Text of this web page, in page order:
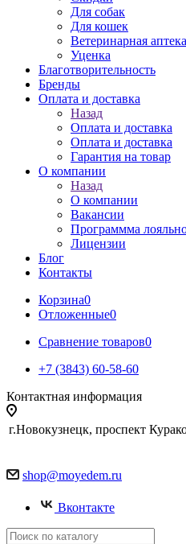
Для собак
Для кошек
Ветеринарная аптека
Уценка
Благотворительность
Бренды
Оплата и доставка
Назад
Оплата и доставка
Оплата и доставка
Гарантия на товар
О компании
Назад
О компании
Вакансии
Программма
Лицензии
Блог
Контакты
Корзина0
Отложенные0
Сравнение товаров0
+7 (3843) 60-58-60
Контактная информация
г.Новокузнецк, проспект
shop@moyedem.ru
Вконтакте